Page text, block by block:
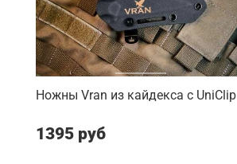
Ножны Vran из кайдекса c UniClip
1395 руб